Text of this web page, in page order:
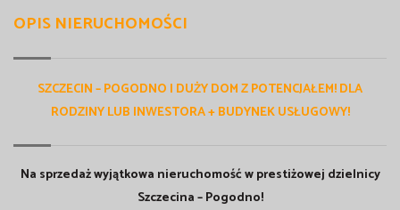
OPIS NIERUCHOMOŚCI
SZCZECIN – POGODNO | DUŻY DOM Z POTENCJAŁEM! DLA
RODZINY LUB INWESTORA + BUDYNEK USŁUGOWY!
Na sprzedaż wyjątkowa nieruchomość w prestiżowej dzielnicy
Szczecina – Pogodno!